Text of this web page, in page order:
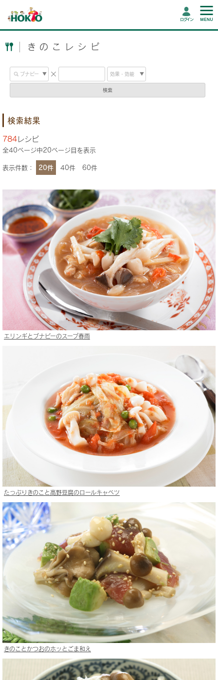
ログイン
きのこレシピ
検索
検索結果
784レシピ
全40ページ中20ページ目を表示
表示件数： 20件 40件 60件
エリンギとブナピーのスープ春雨
たっぷりきのこと高野豆腐のロールキャベツ
きのことかつおのホッとごま和え